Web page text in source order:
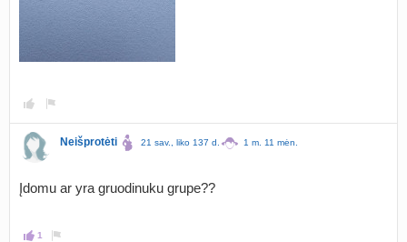
Neišprotėti 21 sav., liko 137 d. 1 m. 11 mėn.
Įdomu ar yra gruodinuku grupe??
1